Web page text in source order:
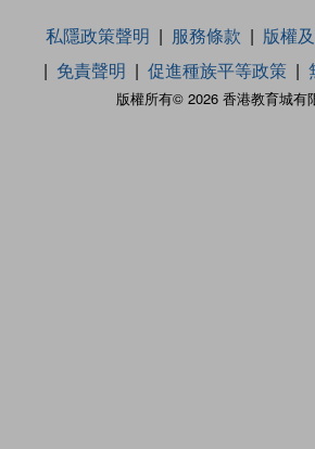
版權所有© 2026 香港教育城有
私隱政策聲明 服務條款
版權
免責聲明
促進種族平等政策